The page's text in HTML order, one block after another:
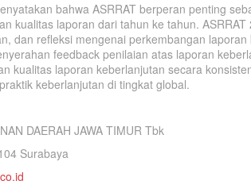
bahwa ASRRAT berperan penting
kualitas laporan dari tahun ke tahun.
dan refleksi mengenai perkembangan
feedback penilaian atas laporan
kualitas laporan keberlanjutan secara
keberlanjutan di tingkat global.
DAERAH JAWA TIMUR Tbk
Surabaya